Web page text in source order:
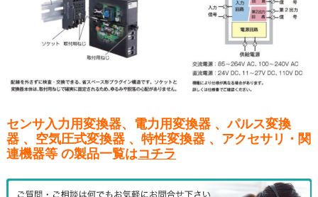
センサ入力用変換器、電力用変換器 、パルス変換
器 、空気圧式変換器 、特性変換器 、アクセサリ・関
連機器等 の製品一覧はコチラ